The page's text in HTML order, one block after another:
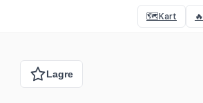
🗺️Kart 🔥